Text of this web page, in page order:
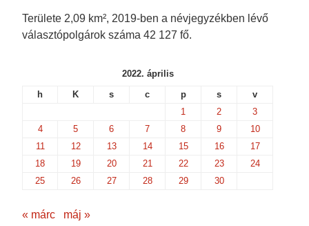
o
)
w )
Területe 2,09 km², 2019-ben a névjegyzékben lévő
választópolgárok száma 42 127 fő.
2022. április
h
K s c p s
v
1
2
3
4
5 6 7 8 9
10
11
12 13 14 15 16
17
18
19 20 21 22 23
24
25
26 27 28 29 30
« márc máj »